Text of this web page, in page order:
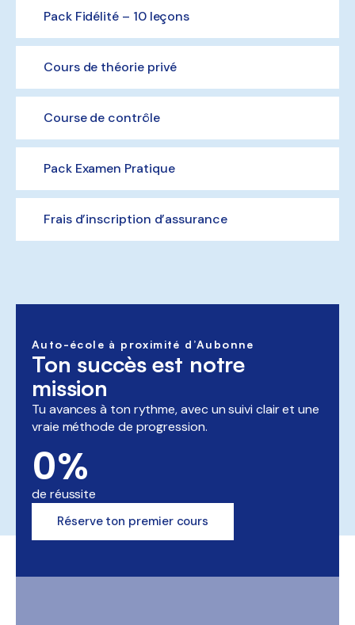
Pack Fidélité – 10 leçons
Cours de théorie privé
Course de contrôle
Pack Examen Pratique
Frais d’inscription d’assurance
Auto-école à proximité d’Aubonne
Ton succès est notre
mission
Tu avances à ton rythme, avec un suivi clair et une
vraie méthode de progression.
de réussite
0%
Réserve ton premier cours